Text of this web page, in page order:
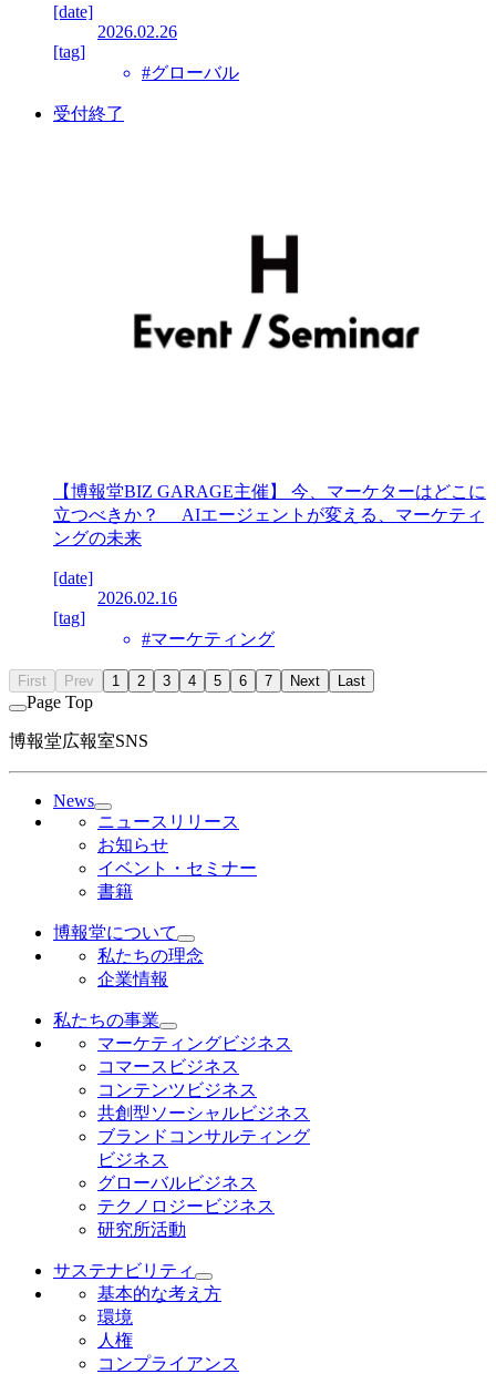
[date]
2026.02.26
[tag]
#グローバル
受付終了
【博報堂BIZ GARAGE主催】 今、マーケターはどこに
立つべきか？ AIエージェントが変える、マーケティ
ングの未来
[date]
2026.02.16
[tag]
#マーケティング
First Prev 1 2 3 4 5 6 7 Next Last
Page Top
博報堂広報室SNS
News
ニュースリリース
お知らせ
イベント・セミナー
書籍
博報堂について
私たちの理念
企業情報
私たちの事業
マーケティングビジネス
コマースビジネス
コンテンツビジネス
共創型ソーシャルビジネス
ブランドコンサルティング
ビジネス
グローバルビジネス
テクノロジービジネス
研究所活動
サステナビリティ
基本的な考え方
環境
人権
コンプライアンス